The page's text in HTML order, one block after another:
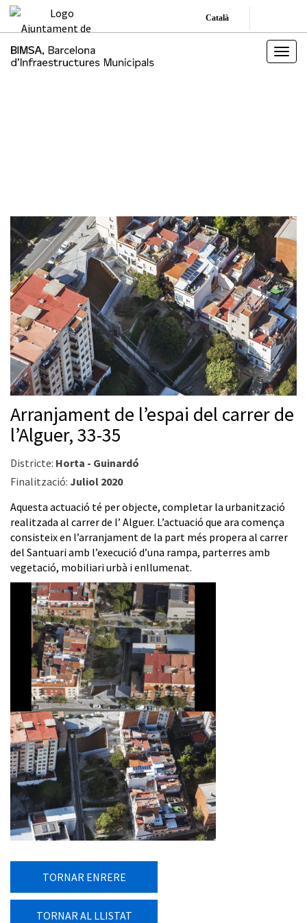
Català
Arranjament de l’espai del carrer de
l’Alguer, 33-35
Districte: Horta - Guinardó
Finalització: Juliol 2020
Aquesta actuació té per objecte, completar la urbanització
realitzada al carrer de l’ Alguer. L’actuació que ara comença
consisteix en l’arranjament de la part més propera al carrer
del Santuari amb l’execució d’una rampa, parterres amb
vegetació, mobiliari urbà i enllumenat.
TORNAR ENRERE
TORNAR AL LLISTAT